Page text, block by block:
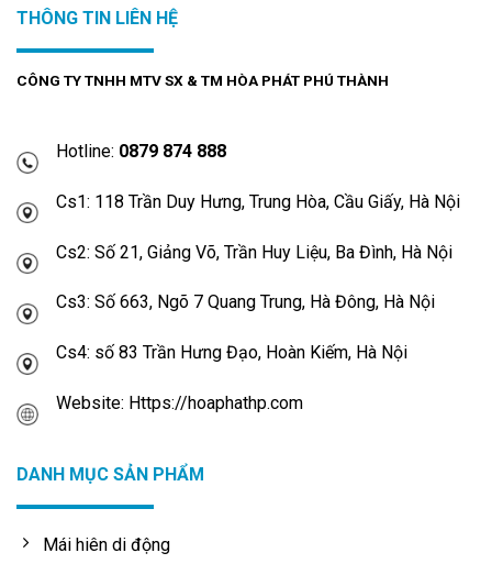
THÔNG TIN LIÊN HỆ
CÔNG TY TNHH MTV SX & TM HÒA PHÁT PHÚ THÀNH
Hotline: 0879 874 888
Cs1: 118 Trần Duy Hưng, Trung Hòa, Cầu Giấy, Hà Nội
Cs2: Số 21, Giảng Võ, Trần Huy Liệu, Ba Đình, Hà Nội
Cs3: Số 663, Ngõ 7 Quang Trung, Hà Đông, Hà Nội
Cs4: số 83 Trần Hưng Đạo, Hoàn Kiếm, Hà Nội
Website: Https://hoaphathp.com
DANH MỤC SẢN PHẨM
Mái hiên di động